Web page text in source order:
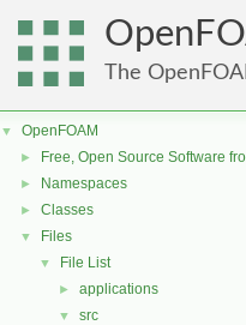
The
▼ OpenFOAM
► Free, Open Source Software
► Namespaces
► Classes
▼ Files
▼ File List
► applications
▼ src